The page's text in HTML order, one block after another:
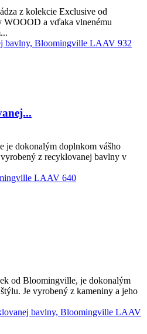
z kolekcie Exclusive od
WOOOD a vďaka vlnenému
je dokonalým doplnkom vášho
z recyklovanej bavlny v
od Bloomingville, je dokonalým
Je vyrobený z kameniny a jeho